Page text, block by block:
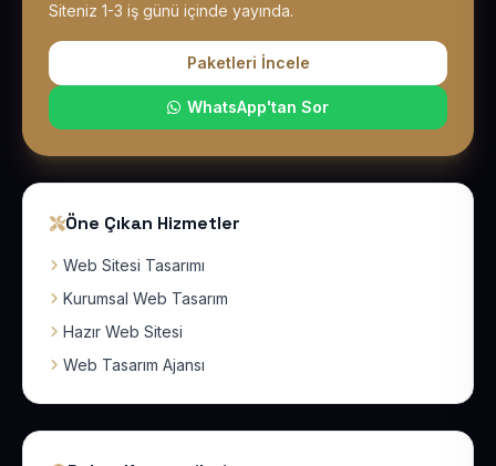
Siteniz 1-3 iş günü içinde yayında.
Paketleri İncele
WhatsApp'tan Sor
Öne Çıkan Hizmetler
Web Sitesi Tasarımı
Kurumsal Web Tasarım
Hazır Web Sitesi
Web Tasarım Ajansı